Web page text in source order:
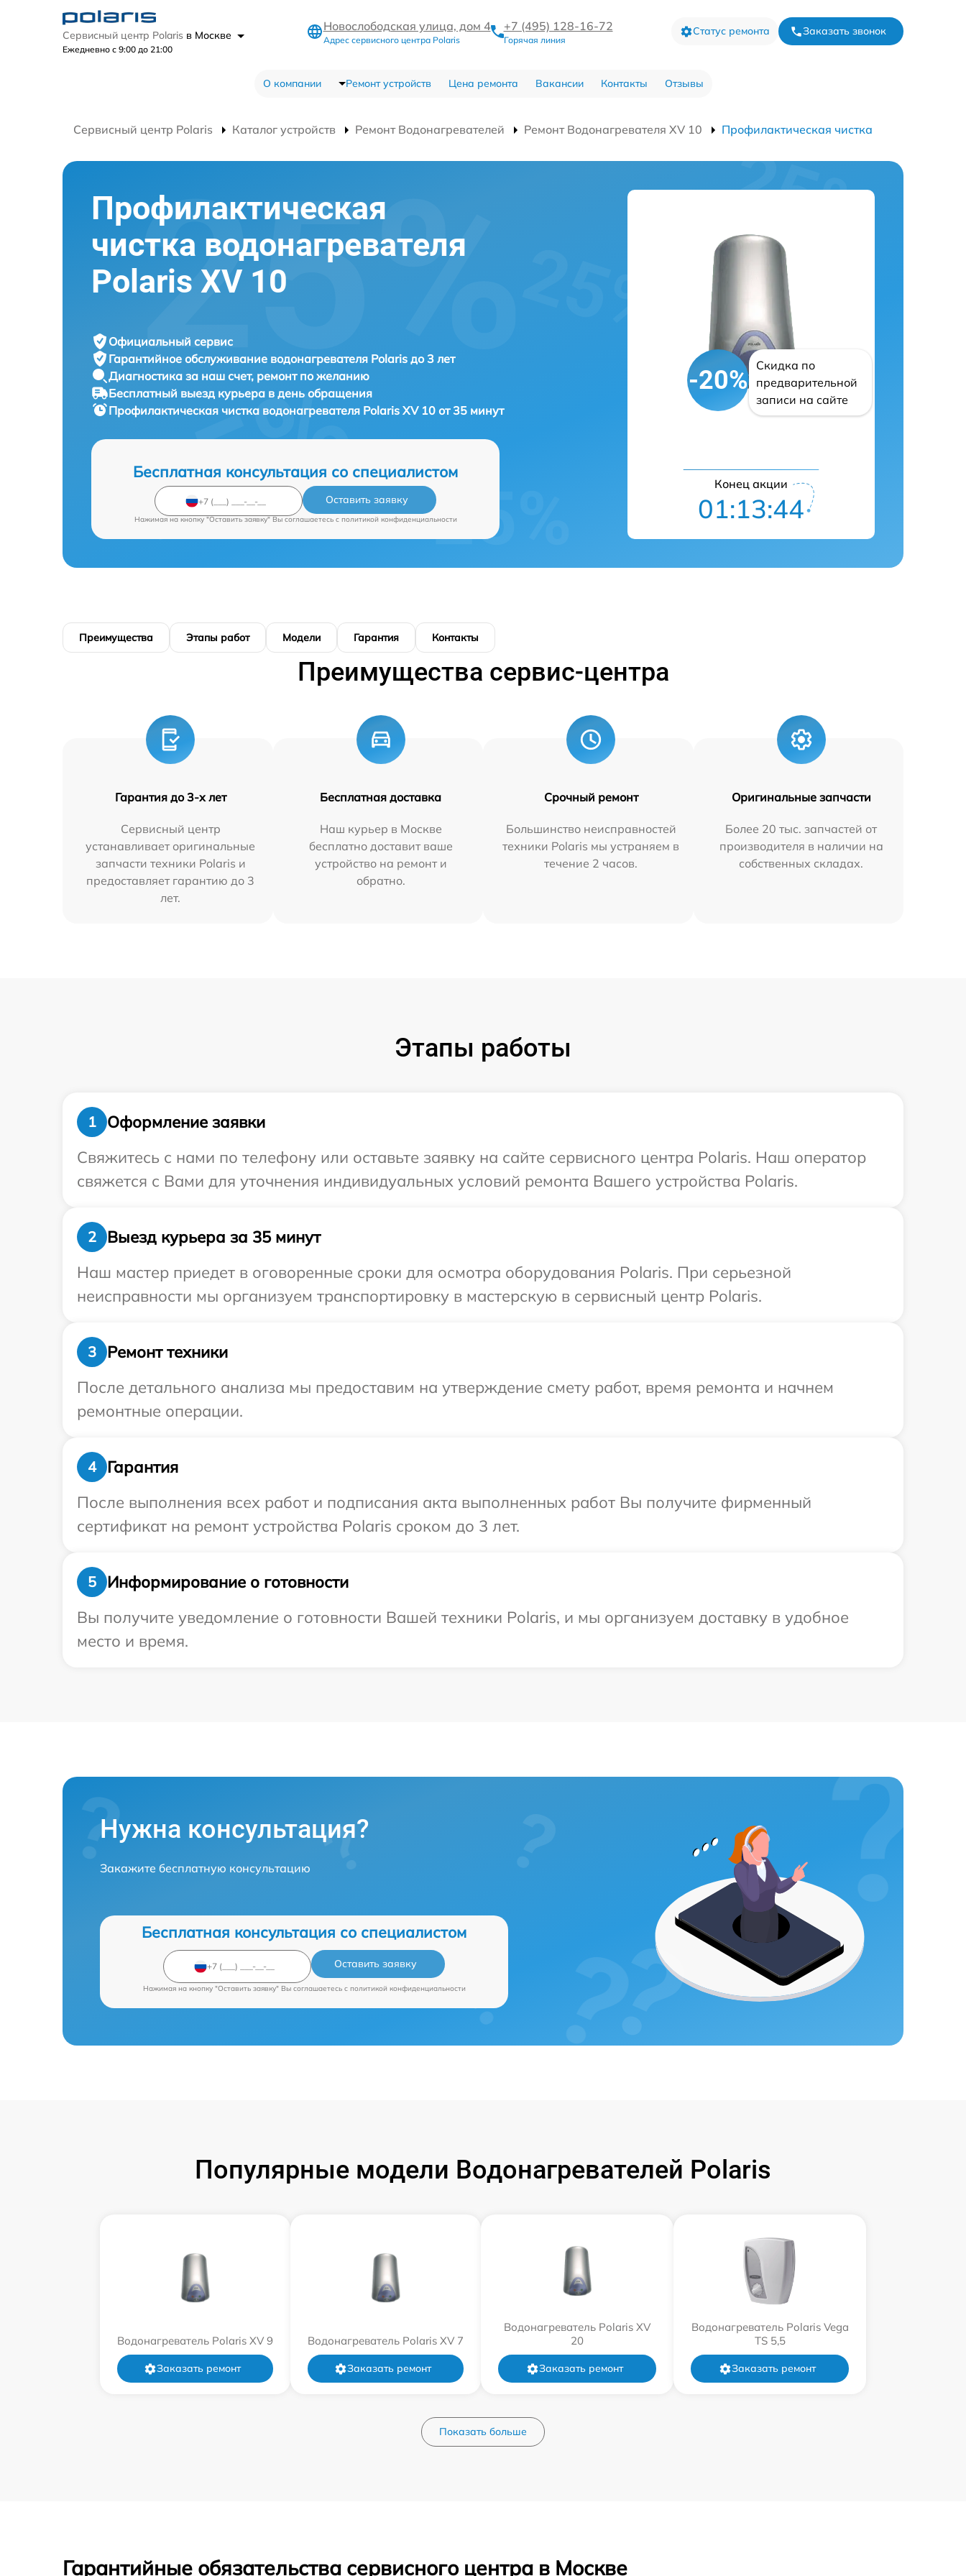
Сервисный центр Polaris в Москве
Ежедневно с 9:00 до 21:00
Новослободская улица, дом 4
Адрес сервисного центра Polaris
+7 (495) 128-16-72
Горячая линия
Статус ремонта Заказать звонок
О компании Ремонт устройств Цена ремонта Вакансии Контакты Отзывы
Сервисный центр Polaris Каталог устройств Ремонт Водонагревателей Ремонт Водонагревателя XV 10 Профилактическая чистка
Профилактическая
чистка водонагревателя
Polaris XV 10
Официальный сервис
Гарантийное обслуживание водонагревателя Polaris до 3 лет
Диагностика за наш счет, ремонт по желанию
Бесплатный выезд курьера в день обращения
Профилактическая чистка водонагревателя Polaris XV 10 от 35 минут
Бесплатная консультация со специалистом
Оставить заявку
Нажимая на кнопку "Оставить заявку" Вы соглашаетесь c политикой конфиденциальности
-20%
Скидка по
предварительной
записи на сайте
Конец акции
01:13:43
Преимущества Этапы работ Модели Гарантия Контакты
Преимущества сервис-центра
Гарантия до 3-х лет
Сервисный центр
устанавливает оригинальные
запчасти техники Polaris и
предоставляет гарантию до 3
лет.
Бесплатная доставка
Наш курьер в Москве
бесплатно доставит ваше
устройство на ремонт и
обратно.
Срочный ремонт
Большинство неисправностей
техники Polaris мы устраняем в
течение 2 часов.
Оригинальные запчасти
Более 20 тыс. запчастей от
производителя в наличии на
собственных складах.
Этапы работы
1
Оформление заявки
Свяжитесь с нами по телефону или оставьте заявку на сайте сервисного центра Polaris. Наш оператор
свяжется с Вами для уточнения индивидуальных условий ремонта Вашего устройства Polaris.
2
Выезд курьера за 35 минут
Наш мастер приедет в оговоренные сроки для осмотра оборудования Polaris. При серьезной
неисправности мы организуем транспортировку в мастерскую в сервисный центр Polaris.
3
Ремонт техники
После детального анализа мы предоставим на утверждение смету работ, время ремонта и начнем
ремонтные операции.
4
Гарантия
После выполнения всех работ и подписания акта выполненных работ Вы получите фирменный
сертификат на ремонт устройства Polaris сроком до 3 лет.
5
Информирование о готовности
Вы получите уведомление о готовности Вашей техники Polaris, и мы организуем доставку в удобное
место и время.
Нужна консультация?
Закажите бесплатную консультацию
Бесплатная консультация со специалистом
Оставить заявку
Нажимая на кнопку "Оставить заявку" Вы соглашаетесь c политикой конфиденциальности
Популярные модели Водонагревателей Polaris
Водонагреватель Polaris XV 9
Заказать ремонт
Водонагреватель Polaris XV 7
Заказать ремонт
Водонагреватель Polaris XV
20
Заказать ремонт
Водонагреватель Polaris Vega
TS 5,5
Заказать ремонт
Показать больше
Гарантийные обязательства сервисного центра в Москве